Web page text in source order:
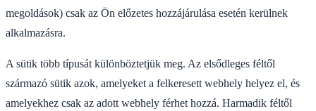
megoldások) csak az Ön előzetes hozzájárulása esetén kerülnek
alkalmazásra.
A sütik több típusát különböztetjük meg. Az elsődleges féltől
származó sütik azok, amelyeket a felkeresett webhely helyez el, és
amelyekhez csak az adott webhely férhet hozzá. Harmadik féltől